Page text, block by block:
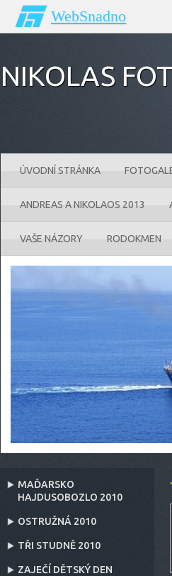
WebSnadno
NIKOLAS
ÚVODNÍ STRÁNKA
ANDREAS A NIKOLAOS 2013
VAŠE NÁZORY RODOKMEN
MAĎARSKO
HAJDUSOBOZLO 2010
OSTRUŽNÁ 2010
TŘI STUDNĚ 2010
ZAJEČÍ DĚTSKÝ DEN